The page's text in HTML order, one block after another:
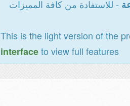
- للاستفادة من كافة المميزات
This is the light version of the
interfaceto view full features